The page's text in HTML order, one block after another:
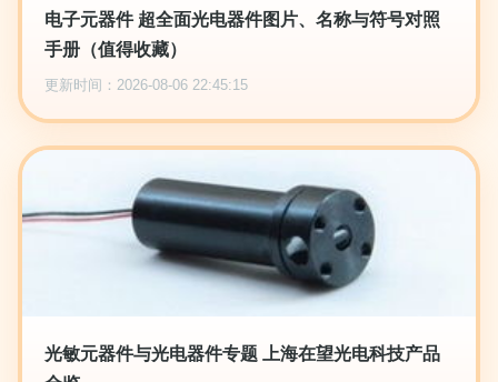
电子元器件 超全面光电器件图片、名称与符号对照
手册（值得收藏）
更新时间：2026-08-06 22:45:15
光敏元器件与光电器件专题 上海在望光电科技产品